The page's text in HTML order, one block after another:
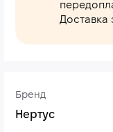
Бренд
Нертус
Доставка